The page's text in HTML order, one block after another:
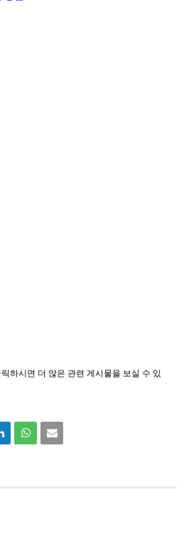
하시면 더 많은 관련 게시물을 보실 수 있